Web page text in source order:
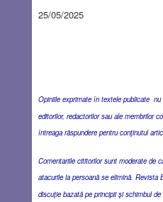
25/05/2025
Opiniile exprimate în textele publicate nu
editorilor, redactorilor sau ale membrilor
întreaga răspundere pentru conţinutul
Comentariile cititorilor sunt moderate de
atacurile la persoană se elimină. Revista
discuţie bazată pe principii şi schimbul de